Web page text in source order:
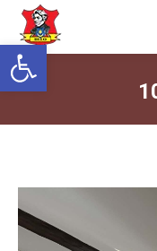
Otwórz pasek narzędzi